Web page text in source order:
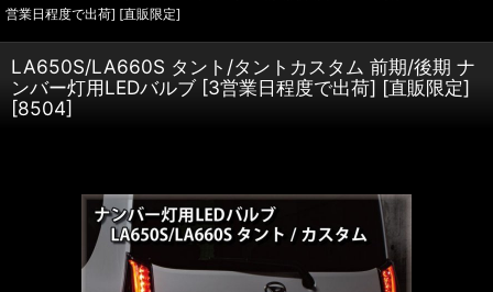
営業日程度で出荷] [直販限定]
LA650S/LA660S タント/タントカスタム 前期/後期 ナ
ンバー灯用LEDバルブ [3営業日程度で出荷] [直販限定]
[8504]